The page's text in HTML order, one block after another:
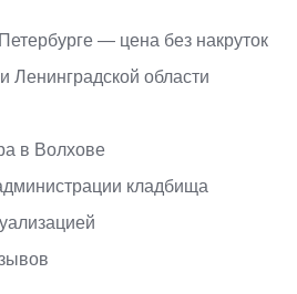
— цена без накруток
Ленинградской области
в Волхове
кладбища